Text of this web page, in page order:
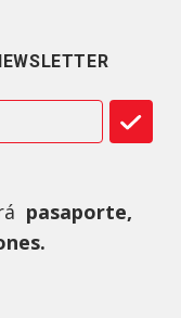
pasaporte,